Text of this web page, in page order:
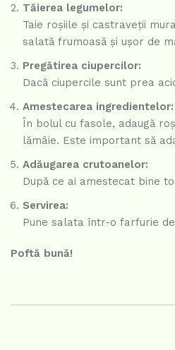
Tăierea legumelor:
Taie roșiile și castraveții
salată frumoasă și ușor de
Pregătirea ciupercilor:
Dacă ciupercile sunt prea
Amestecarea ingredientelor:
În bolul cu fasole, adaugă
lămâie. Este important să
Adăugarea crutoanelor:
După ce ai amestecat bine
Servirea:
Pune salata într-o farfurie
Poftă bună!